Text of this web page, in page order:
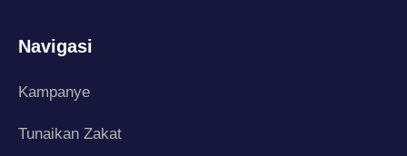
Navigasi
Kampanye
Tunaikan Zakat